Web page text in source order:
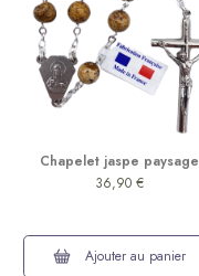
Chapelet jaspe paysage
36,90 €
Ajouter au panier